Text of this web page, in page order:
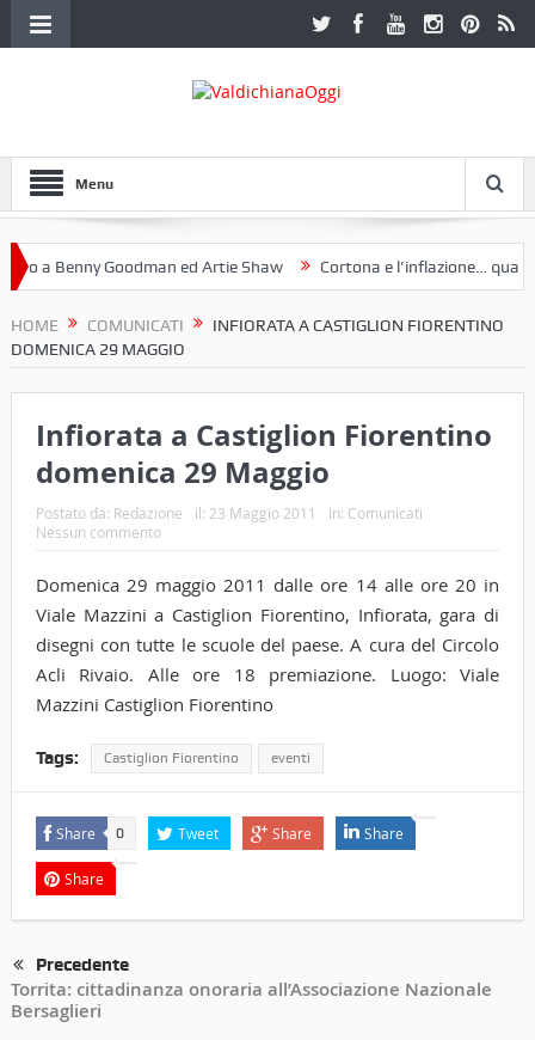
Menu
a Benny Goodman ed Artie Shaw Cortona e l’inflazione…
HOME COMUNICATI
INFIORATA A CASTIGLION FIORENTINO
DOMENICA 29 MAGGIO
Infiorata a Castiglion Fiorentino
domenica 29 Maggio
Postato da: Redazione il: 23 Maggio 2011 In: Comunicati
Nessun commento
Domenica 29 maggio 2011 dalle ore 14 alle ore 20 in
Viale Mazzini a Castiglion Fiorentino, Infiorata, gara di
disegni con tutte le scuole del paese. A cura del Circolo
Acli Rivaio. Alle ore 18 premiazione. Luogo: Viale
Mazzini Castiglion Fiorentino
Tags: Castiglion Fiorentino eventi
Share 0 Tweet Share Share
Share
Precedente
Torrita: cittadinanza onoraria all’Associazione Nazionale
Bersaglieri